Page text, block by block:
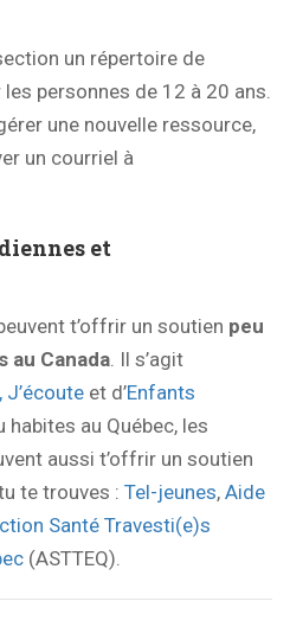
un répertoire de
personnes de 12 à 20 ans.
une nouvelle ressource,
un courriel à
et
t’offrir un soutien peu
au Canada. Il s’agit
J’écoute et d’Enfants
habites au Québec, les
aussi t’offrir un soutien
te trouves : Tel-jeunes, Aide
Santé Travesti(e)s
(ASTTEQ).